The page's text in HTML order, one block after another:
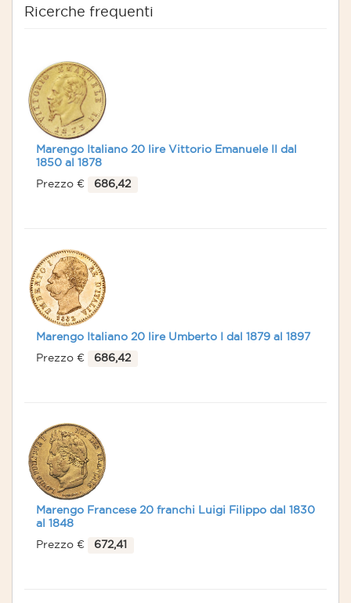
Ricerche frequenti
Marengo Italiano 20 lire Vittorio Emanuele II dal
1850 al 1878
Prezzo €
686,42
Marengo Italiano 20 lire Umberto I dal 1879 al 1897
Prezzo €
686,42
Marengo Francese 20 franchi Luigi Filippo dal 1830
al 1848
Prezzo €
672,41